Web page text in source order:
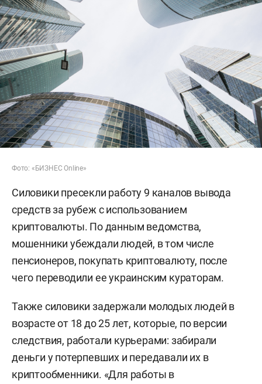
Фото: «БИЗНЕС Online»
Силовики пресекли работу 9 каналов вывода
средств за рубеж с использованием
криптовалюты. По данным ведомства,
мошенники убеждали людей, в том числе
пенсионеров, покупать криптовалюту, после
чего переводили ее украинским кураторам.
Также силовики задержали молодых людей в
возрасте от 18 до 25 лет, которые, по версии
следствия, работали курьерами: забирали
деньги у потерпевших и передавали их в
криптообменники. «Для работы в